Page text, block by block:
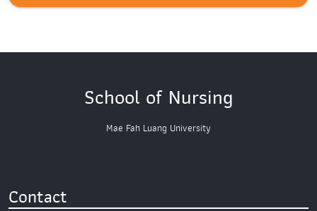
School of Nursing
Mae Fah Luang University
Contact